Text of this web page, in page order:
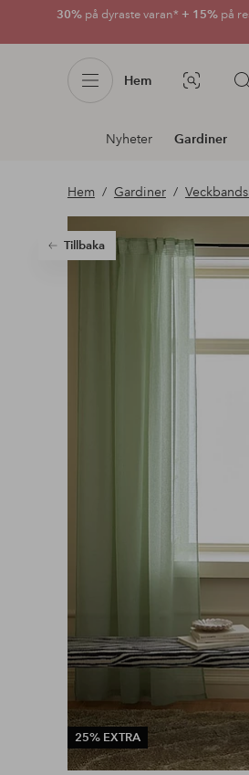
30% på dyraste varan* + 15% på
Hem Bildsök
Avdelnings
navigation
Nyheter Gardiner
Hem Gardiner
Tillbaka
25% EXTRA